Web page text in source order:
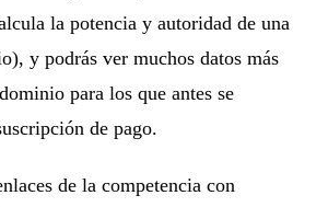
la potencia y autoridad de una
y podrás ver muchos datos más
para los que antes se
de pago.
de la competencia con